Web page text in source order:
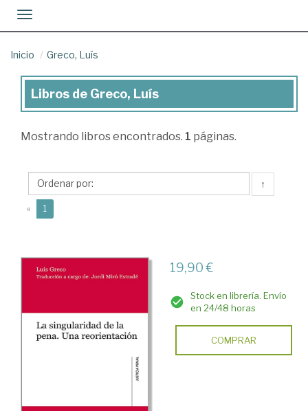
Toggle navigation
Inicio Greco, Luís
Libros
Greco,
Libros de Greco, Luís
Mostrando libros encontrados. 1 páginas.
↑
« 1
19,90 €
Stock en librería. Envío
en 24/48 horas
COMPRAR